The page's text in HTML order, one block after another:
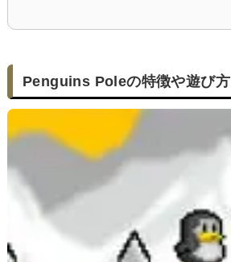
Penguins Poleの特徴や遊び方